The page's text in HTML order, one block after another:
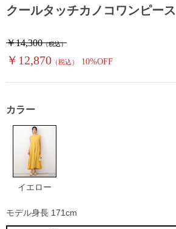
クールタッチカノコワンピース
￥14,300（税込）
￥12,870 （税込） 10%OFF
カラー
イエロー
モデル身長 171cm